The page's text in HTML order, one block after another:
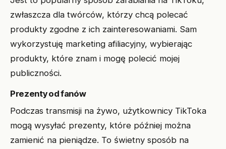
zwłaszcza dla twórców, którzy chcą polecać
produkty zgodne z ich zainteresowaniami. Sam
wykorzystuję marketing afiliacyjny, wybierając
produkty, które znam i mogę polecić mojej
publiczności.
Prezenty od fanów
Podczas transmisji na żywo, użytkownicy TikToka
mogą wysyłać prezenty, które później można
zamienić na pieniądze. To świetny sposób na